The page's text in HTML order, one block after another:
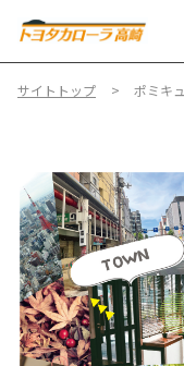
サイトトップ ポミキュ